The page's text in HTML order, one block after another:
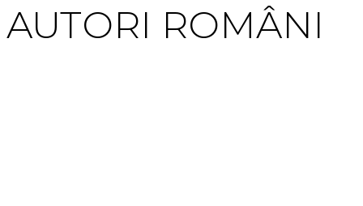
AUTORI ROMÂNI